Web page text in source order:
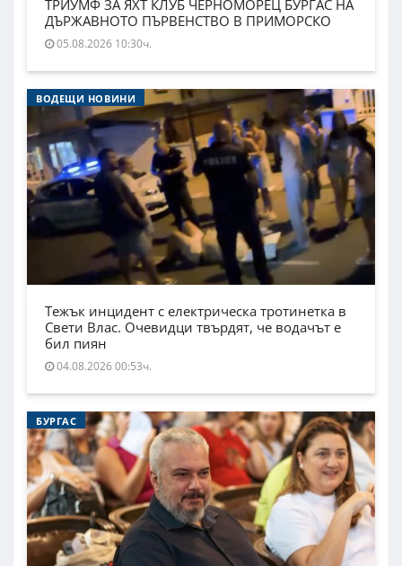
ТРИУМФ ЗА ЯХТ КЛУБ ЧЕРНОМОРЕЦ БУРГАС НА
ДЪРЖАВНОТО ПЪРВЕНСТВО В ПРИМОРСКО
05.08.2026 10:30ч.
ВОДЕЩИ НОВИНИ
Тежък инцидент с електрическа тротинетка в
Свети Влас. Очевидци твърдят, че водачът е
бил пиян
04.08.2026 00:53ч.
БУРГАС